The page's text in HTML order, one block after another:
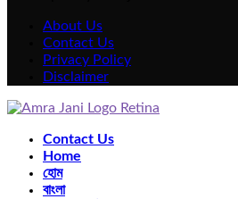
About Us
Contact Us
Privacy Policy
Disclaimer
Contact Us
Home
হোম
বাংলা